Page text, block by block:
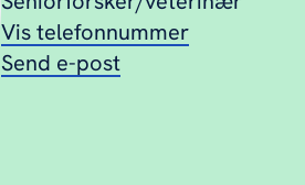
Vis telefonnummer
Send e-post